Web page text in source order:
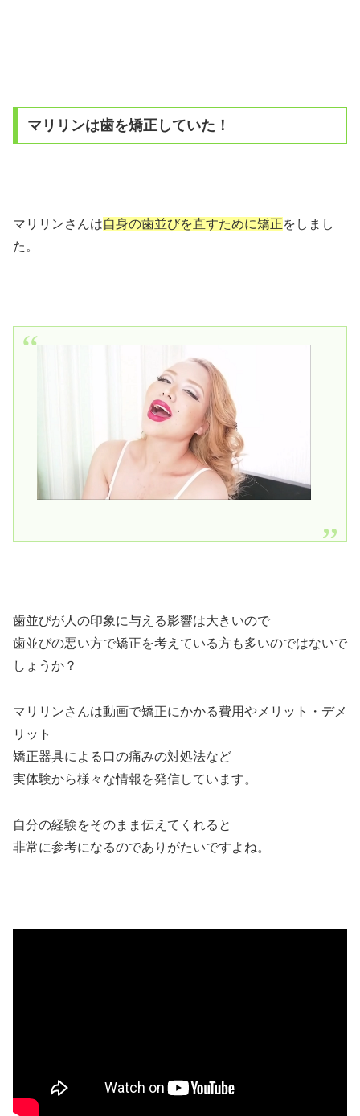
マリリンは歯を矯正していた！
マリリンさんは自身の歯並びを直すために矯正をしまし
た。
歯並びが人の印象に与える影響は大きいので
歯並びの悪い方で矯正を考えている方も多いのではないで
しょうか？
マリリンさんは動画で矯正にかかる費用やメリット・デメ
リット
矯正器具による口の痛みの対処法など
実体験から様々な情報を発信しています。
自分の経験をそのまま伝えてくれると
非常に参考になるのでありがたいですよね。